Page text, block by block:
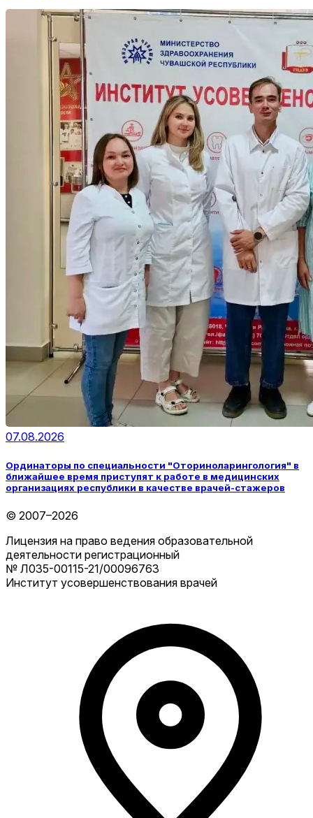
07.08.2026
Ординаторы по специальности "Оториноларингология" в
ближайшее время приступят к работе в медицинских
организациях республики в качестве врачей-стажеров
© 2007–2026
Лицензия на право ведения образовательной
деятельности регистрационный
№ Л035-00115-21/00096763
Институт усовершенствования врачей